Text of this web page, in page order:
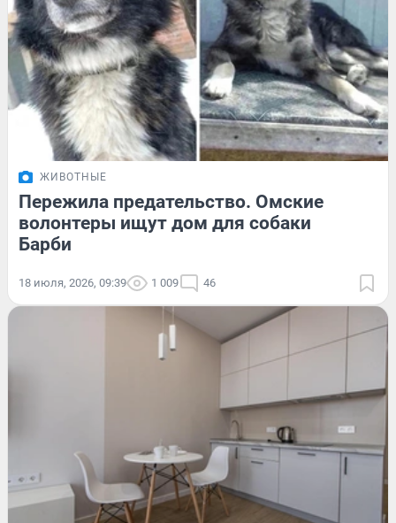
ЖИВОТНЫЕ
Пережила предательство. Омские
волонтеры ищут дом для собаки
Барби
18 июля, 2026, 09:39 1 009 46